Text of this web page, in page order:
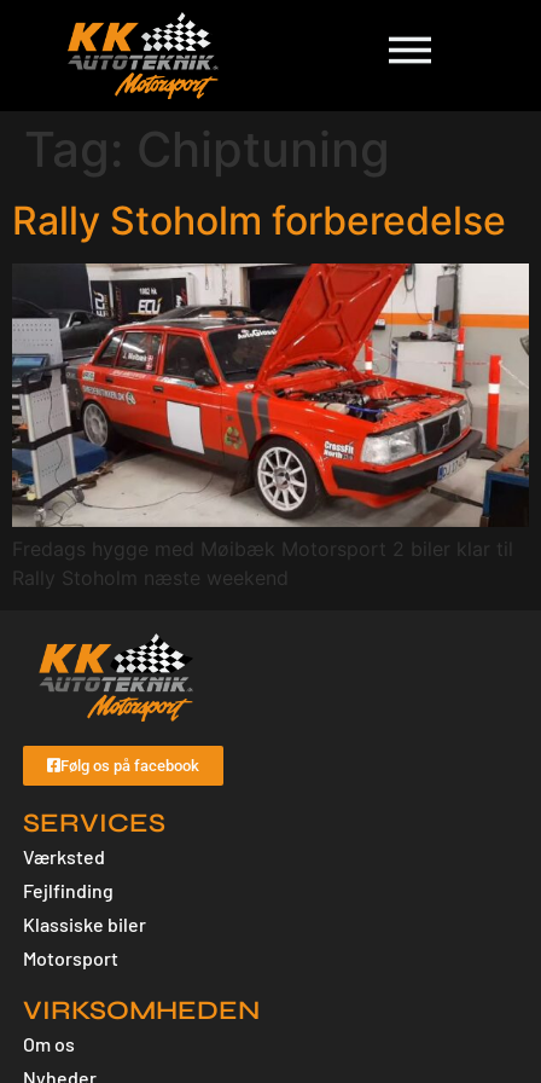
Tag: Chiptuning
Rally Stoholm forberedelse
Fredags hygge med Møibæk Motorsport 2 biler klar til
Rally Stoholm næste weekend
Følg os på facebook
SERVICES
Værksted
Fejlfinding
Klassiske biler
Motorsport
VIRKSOMHEDEN
Om os
Nyheder